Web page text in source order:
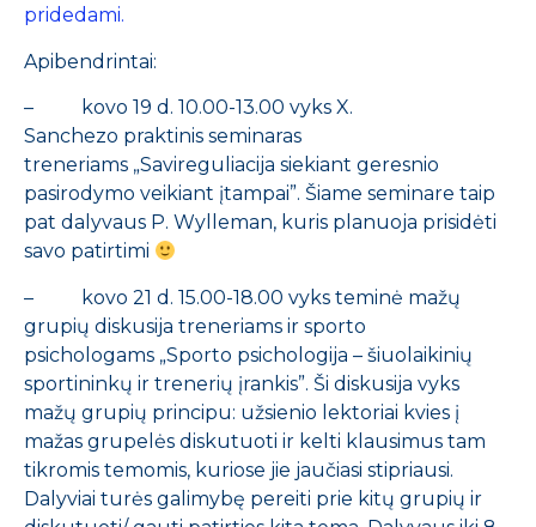
pridedami.
Apibendrintai:
– kovo 19 d. 10.00-13.00 vyks X.
Sanchezo praktinis seminaras
treneriams „Savireguliacija siekiant geresnio
pasirodymo veikiant įtampai”. Šiame seminare taip
pat dalyvaus P. Wylleman, kuris planuoja prisidėti
savo patirtimi
– kovo 21 d. 15.00-18.00 vyks teminė mažų
grupių diskusija treneriams ir sporto
psichologams „Sporto psichologija – šiuolaikinių
sportininkų ir trenerių įrankis”. Ši diskusija vyks
mažų grupių principu: užsienio lektoriai kvies į
mažas grupelės diskutuoti ir kelti klausimus tam
tikromis temomis, kuriose jie jaučiasi stipriausi.
Dalyviai turės galimybę pereiti prie kitų grupių ir